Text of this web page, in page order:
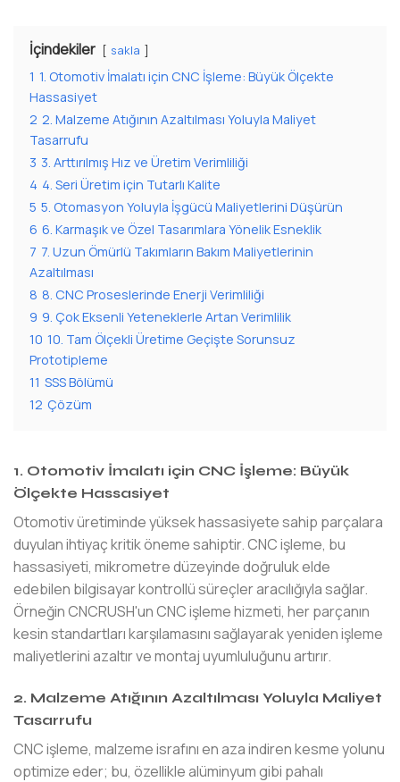
İçindekiler sakla
1 1. Otomotiv İmalatı için CNC İşleme: Büyük Ölçekte
Hassasiyet
2 2. Malzeme Atığının Azaltılması Yoluyla Maliyet
Tasarrufu
3 3. Arttırılmış Hız ve Üretim Verimliliği
4 4. Seri Üretim için Tutarlı Kalite
5 5. Otomasyon Yoluyla İşgücü Maliyetlerini Düşürün
6 6. Karmaşık ve Özel Tasarımlara Yönelik Esneklik
7 7. Uzun Ömürlü Takımların Bakım Maliyetlerinin
Azaltılması
8 8. CNC Proseslerinde Enerji Verimliliği
9 9. Çok Eksenli Yeteneklerle Artan Verimlilik
10 10. Tam Ölçekli Üretime Geçişte Sorunsuz
Prototipleme
11 SSS Bölümü
12 Çözüm
1. Otomotiv İmalatı için CNC İşleme: Büyük
Ölçekte Hassasiyet
Otomotiv üretiminde yüksek hassasiyete sahip parçalara
duyulan ihtiyaç kritik öneme sahiptir. CNC işleme, bu
hassasiyeti, mikrometre düzeyinde doğruluk elde
edebilen bilgisayar kontrollü süreçler aracılığıyla sağlar.
Örneğin CNCRUSH'un CNC işleme hizmeti, her parçanın
kesin standartları karşılamasını sağlayarak yeniden işleme
maliyetlerini azaltır ve montaj uyumluluğunu artırır.
2. Malzeme Atığının Azaltılması Yoluyla Maliyet
Tasarrufu
CNC işleme, malzeme israfını en aza indiren kesme yolunu
optimize eder; bu, özellikle alüminyum gibi pahalı